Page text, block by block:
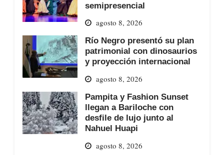
semipresencial
agosto 8, 2026
Río Negro presentó su plan
patrimonial con dinosaurios
y proyección internacional
agosto 8, 2026
Pampita y Fashion Sunset
llegan a Bariloche con
desfile de lujo junto al
Nahuel Huapi
agosto 8, 2026